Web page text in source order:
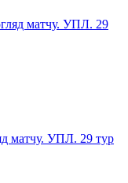
матчу. УПЛ. 29
матчу. УПЛ. 29 тур